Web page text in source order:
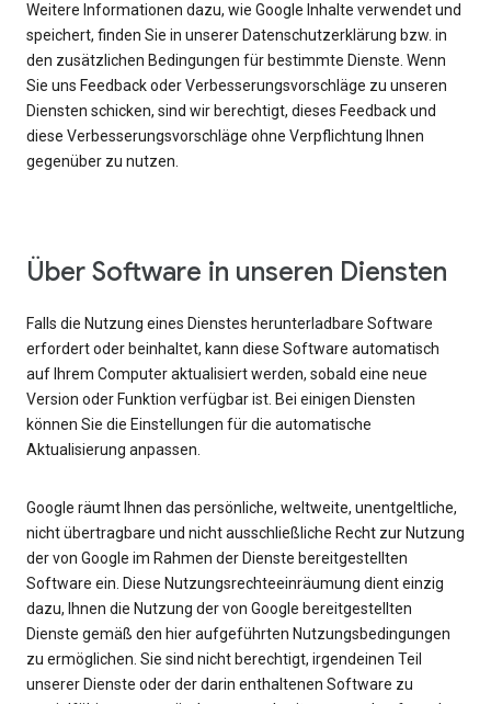
Weitere Informationen dazu, wie Google Inhalte verwendet und
speichert, finden Sie in unserer Datenschutzerklärung bzw. in
den zusätzlichen Bedingungen für bestimmte Dienste. Wenn
Sie uns Feedback oder Verbesserungsvorschläge zu unseren
Diensten schicken, sind wir berechtigt, dieses Feedback und
diese Verbesserungsvorschläge ohne Verpflichtung Ihnen
gegenüber zu nutzen.
Über Software in unseren Diensten
Falls die Nutzung eines Dienstes herunterladbare Software
erfordert oder beinhaltet, kann diese Software automatisch
auf Ihrem Computer aktualisiert werden, sobald eine neue
Version oder Funktion verfügbar ist. Bei einigen Diensten
können Sie die Einstellungen für die automatische
Aktualisierung anpassen.
Google räumt Ihnen das persönliche, weltweite, unentgeltliche,
nicht übertragbare und nicht ausschließliche Recht zur Nutzung
der von Google im Rahmen der Dienste bereitgestellten
Software ein. Diese Nutzungsrechteeinräumung dient einzig
dazu, Ihnen die Nutzung der von Google bereitgestellten
Dienste gemäß den hier aufgeführten Nutzungsbedingungen
zu ermöglichen. Sie sind nicht berechtigt, irgendeinen Teil
unserer Dienste oder der darin enthaltenen Software zu